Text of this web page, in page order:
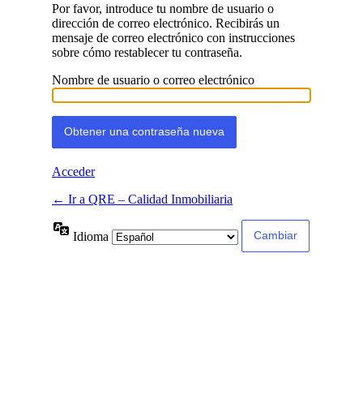
Por favor, introduce tu nombre de usuario o
dirección de correo electrónico. Recibirás un
mensaje de correo electrónico con instrucciones
sobre cómo restablecer tu contraseña.
Nombre de usuario o correo electrónico
Acceder
← Ir a QRE – Calidad Inmobiliaria
Idioma